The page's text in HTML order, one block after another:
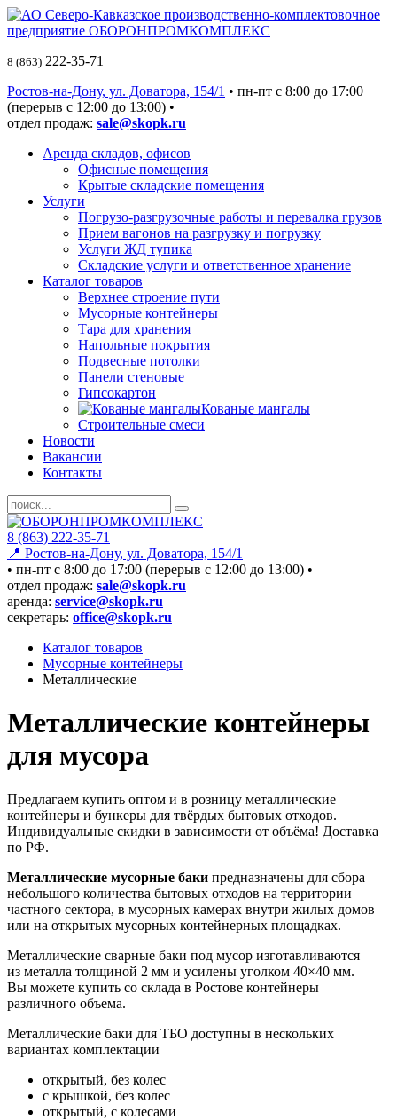
8 (863) 222-35-71
Ростов-на-Дону, ул. Доватора, 154/1 • пн-пт c 8:00 до 17:00
(перерыв с 12:00 до 13:00) •
отдел продаж: sale@skopk.ru
Аренда складов, офисов
Офисные помещения
Крытые складские помещения
Услуги
Погрузо-разгрузочные работы и перевалка грузов
Прием вагонов на разгрузку и погрузку
Услуги ЖД тупика
Складские услуги и ответственное хранение
Каталог товаров
Верхнее строение пути
Мусорные контейнеры
Тара для хранения
Напольные покрытия
Подвесные потолки
Панели стеновые
Гипсокартон
Кованые мангалы
Строительные смеси
Новости
Вакансии
Контакты
8 (863) 222-35-71
📍 Ростов-на-Дону, ул. Доватора, 154/1
• пн-пт c 8:00 до 17:00 (перерыв с 12:00 до 13:00) •
отдел продаж: sale@skopk.ru
аренда: service@skopk.ru
секретарь: office@skopk.ru
Каталог товаров
Мусорные контейнеры
Металлические
Металлические контейнеры
для мусора
Предлагаем купить оптом и в розницу металлические
контейнеры и бункеры для твёрдых бытовых отходов.
Индивидуальные скидки в зависимости от объёма! Доставка
по РФ.
Металлические мусорные баки предназначены для сбора
небольшого количества бытовых отходов на территории
частного сектора, в мусорных камерах внутри жилых домов
или на открытых мусорных контейнерных площадках.
Металлические сварные баки под мусор изготавливаются
из металла толщиной 2 мм и усилены уголком 40×40 мм.
Вы можете купить со склада в Ростове контейнеры
различного объема.
Металлические баки для ТБО доступны в нескольких
вариантах комплектации
открытый, без колес
с крышкой, без колес
открытый, с колесами